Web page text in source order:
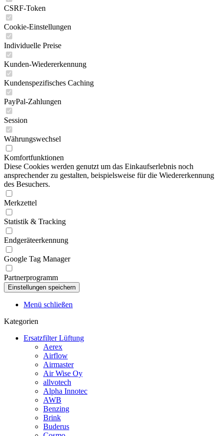
CSRF-Token
Cookie-Einstellungen
Individuelle Preise
Kunden-Wiedererkennung
Kundenspezifisches Caching
PayPal-Zahlungen
Session
Währungswechsel
Komfortfunktionen
Diese Cookies werden genutzt um das Einkaufserlebnis noch
ansprechender zu gestalten, beispielsweise für die Wiedererkennung
des Besuchers.
Merkzettel
Statistik & Tracking
Endgeräteerkennung
Google Tag Manager
Partnerprogramm
Menü schließen
Kategorien
Ersatzfilter Lüftung
Aerex
Airflow
Airmaster
Air Wise Oy
allvotech
Alpha Innotec
AWB
Benzing
Brink
Buderus